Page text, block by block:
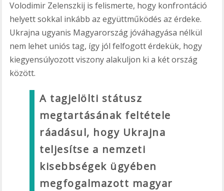
Volodimir Zelenszkij is felismerte, hogy konfrontáció
helyett sokkal inkább az együttműködés az érdeke.
Ukrajna ugyanis Magyarország jóváhagyása nélkül
nem lehet uniós tag, így jól felfogott érdekük, hogy
kiegyensúlyozott viszony alakuljon ki a két ország
között.
A tagjelölti státusz
megtartásának feltétele
ráadásul, hogy Ukrajna
teljesítse a nemzeti
kisebbségek ügyében
megfogalmazott magyar